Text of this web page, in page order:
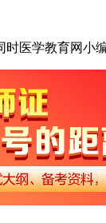
医学教育网小